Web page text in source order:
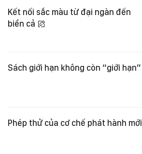
Kết nối sắc màu từ đại ngàn đến
biển cả
Sách giới hạn không còn “giới hạn”
Phép thử của cơ chế phát hành mới